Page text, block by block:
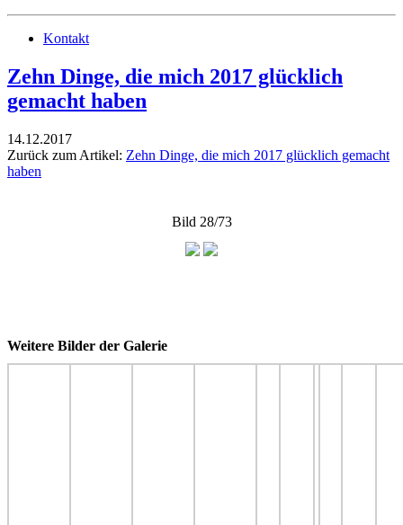
Kontakt
Zehn Dinge, die mich 2017 glücklich
gemacht haben
14.12.2017
Zurück zum Artikel: Zehn Dinge, die mich 2017 glücklich gemacht
haben
Bild 28/73
Weitere Bilder der Galerie